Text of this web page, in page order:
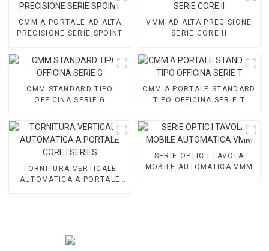
CMM A PORTALE AD ALTA
PRECISIONE SERIE SPOINT
VMM AD ALTA PRECISIONE
SERIE CORE II
CMM STANDARD TIPO
OFFICINA SERIE G
CMM A PORTALE STANDARD
TIPO OFFICINA SERIE T
TORNITURA VERTICALE
AUTOMATICA A PORTALE
SERIE OPTIC I TAVOLA
MOBILE AUTOMATICA VMM